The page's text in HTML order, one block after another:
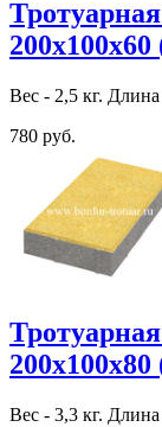
Вес - 2,5 кг.
780 руб.
Вес - 3,3 кг.